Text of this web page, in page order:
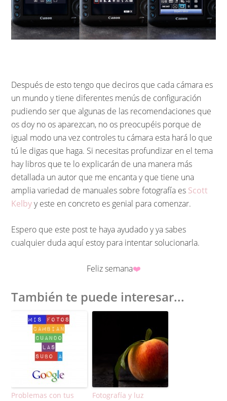
Después de esto tengo que deciros que cada cámara es
un mundo y tiene diferentes menús de configuración
pudiendo ser que algunas de las recomendaciones que
os doy no os aparezcan, no os preocupéis porque de
igual modo una vez controles tu cámara esta hará lo que
tú le digas que haga. Si necesitas profundizar en el tema
hay libros que te lo explicarán de una manera más
detallada un autor que me encanta y que tiene una
amplia variedad de manuales sobre fotografía es Scott
Kelbyy este en concreto es genial para comenzar.
Espero que este post te haya ayudado y ya sabes
cualquier duda aquí estoy para intentar solucionarla.
Feliz semana❤️
También te puede interesar...
Problemas con tus
Fotografía y luz